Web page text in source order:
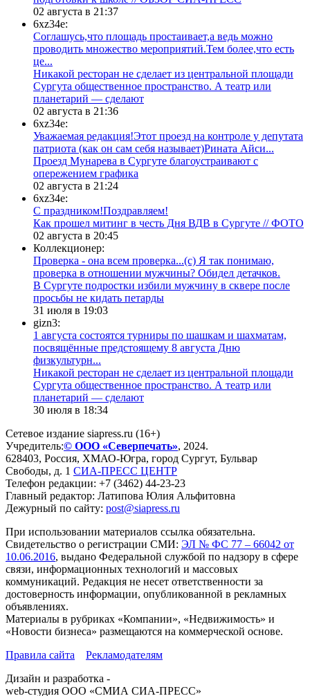
02 августа в 21:37
6xz34e:
Соглашусь,что площадь простаивает,а ведь можно
проводить множество мероприятий.Тем более,что есть
це...
​Никакой ресторан не сделает из центральной площади
Сургута общественное пространство. А театр или
планетарий — сделают
02 августа в 21:36
6xz34e:
Уважаемая редакция!Этот проезд на контроле у депутата
патриота (как он сам себя называет)Рината Айси...
​Проезд Мунарева в Сургуте благоустраивают с
опережением графика
02 августа в 21:24
6xz34e:
С праздником!Поздравляем!
Как прошел митинг в честь Дня ВДВ в Сургуте // ФОТО
02 августа в 20:45
Коллекционер:
Проверка - она всем проверка...(с) Я так понимаю,
проверка в отношении мужчины? Обидел детачков.
В Сургуте подростки избили мужчину в сквере после
просьбы не кидать петарды
31 июля в 19:03
gizn3:
1 августа состоятся турниры по шашкам и шахматам,
посвящённые предстоящему 8 августа Дню
физкультурн...
​Никакой ресторан не сделает из центральной площади
Сургута общественное пространство. А театр или
планетарий — сделают
30 июля в 18:34
Сетевое издание siapress.ru (16+)
Учредитель:© ООО «Северпечать», 2024.
628403, Россия, ХМАО-Югра, город Сургут, Бульвар
Свободы, д. 1 СИА-ПРЕСС ЦЕНТР
Телефон редакции: +7 (3462) 44-23-23
Главный редактор: Латипова Юлия Альфитовна
Дежурный по сайту: post@siapress.ru
При использовании материалов ссылка обязательна.
Свидетельство о регистрации СМИ: ЭЛ № ФС 77 – 66042 от
10.06.2016, выдано Федеральной службой по надзору в сфере
связи, информационных технологий и массовых
коммуникаций. Редакция не несет ответственности за
достоверность информации, опубликованной в рекламных
объявлениях.
Материалы в рубриках «Компании», «Недвижимость» и
«Новости бизнеса» размещаются на коммерческой основе.
Правила сайта
Рекламодателям
Дизайн и разработка -
web-студия ООО «СМИА СИА-ПРЕСС»